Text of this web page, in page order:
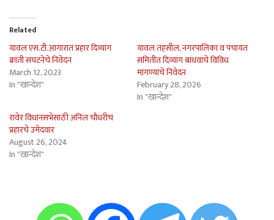
Related
यावल एस.टी.आगारात प्रहार दिव्यांग
क्रांती संघटनेचे निवेदन
March 12, 2023
In "खान्देश"
यावल तहसील, नगरपालिका व पंचायत
समितीत दिव्यांग बांधवांचे विविध
मागण्यांचे निवेदन
February 28, 2026
In "खान्देश"
रावेर विधानसभेसाठी अनिल चौधरीच
प्रहारचे उमेदवार
August 26, 2024
In "खान्देश"